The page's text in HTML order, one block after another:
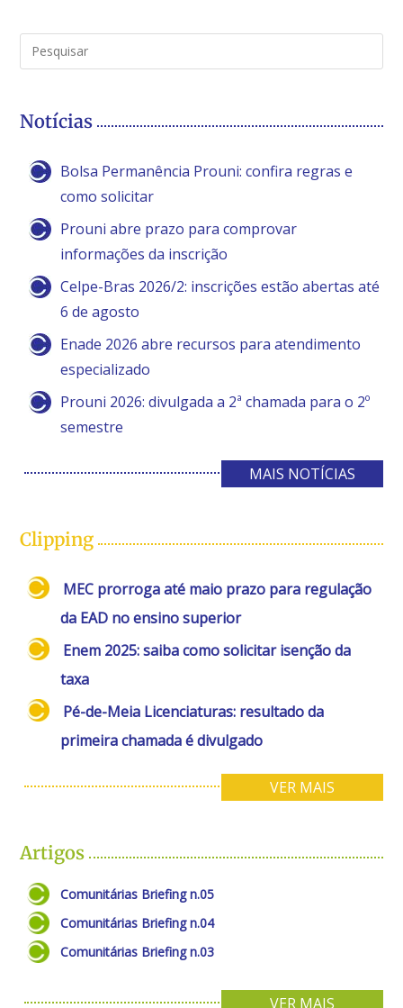
Notícias
Bolsa Permanência Prouni: confira regras e
como solicitar
Prouni abre prazo para comprovar
informações da inscrição
Celpe-Bras 2026/2: inscrições estão abertas até
6 de agosto
Enade 2026 abre recursos para atendimento
especializado
Prouni 2026: divulgada a 2ª chamada para o 2º
semestre
MAIS NOTÍCIAS
Clipping
MEC prorroga até maio prazo para regulação
da EAD no ensino superior
Enem 2025: saiba como solicitar isenção da
taxa
Pé-de-Meia Licenciaturas: resultado da
primeira chamada é divulgado
VER MAIS
Artigos
Comunitárias Briefing n.05
Comunitárias Briefing n.04
Comunitárias Briefing n.03
VER MAIS